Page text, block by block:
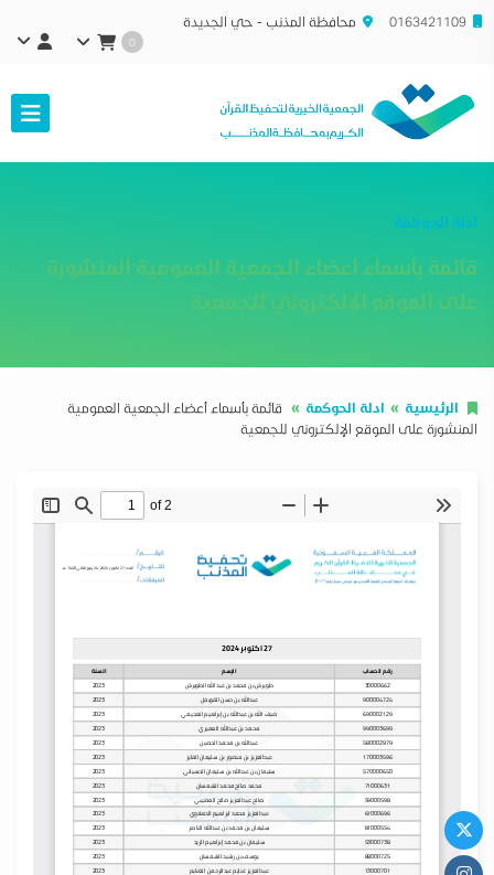
0163421109 محافظة المذنب - حي الجديدة
0
ادلة الحوكمة
قائمة بأسماء أعضاء الجمعية العمومية المنشورة
على الموقع الإلكتروني للجمعية
الرئيسية ادلة الحوكمة
قائمة بأسماء أعضاء الجمعية العمومية
المنشورة على الموقع الإلكتروني للجمعية